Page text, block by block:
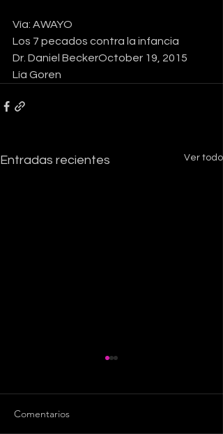
Vía: AWAYO
Los 7 pecados contra la infancia
Dr. Daniel BeckerOctober 19, 2015
Lía Goren
Entradas recientes Ver todo
Comentarios